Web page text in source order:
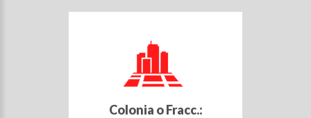
Colonia o Fracc.: